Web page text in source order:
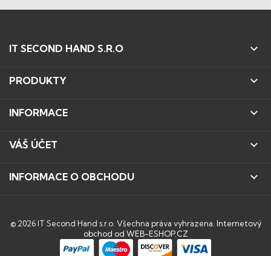
IT SECOND HAND S.R.O 
PRODUKTY 
INFORMACE 
VÁŠ ÚČET 
INFORMACE O OBCHODU 
© 2026 IT Second Hand s.r.o. Všechna práva vyhrazena. Internetový
obchod od WEB-ESHOP.CZ